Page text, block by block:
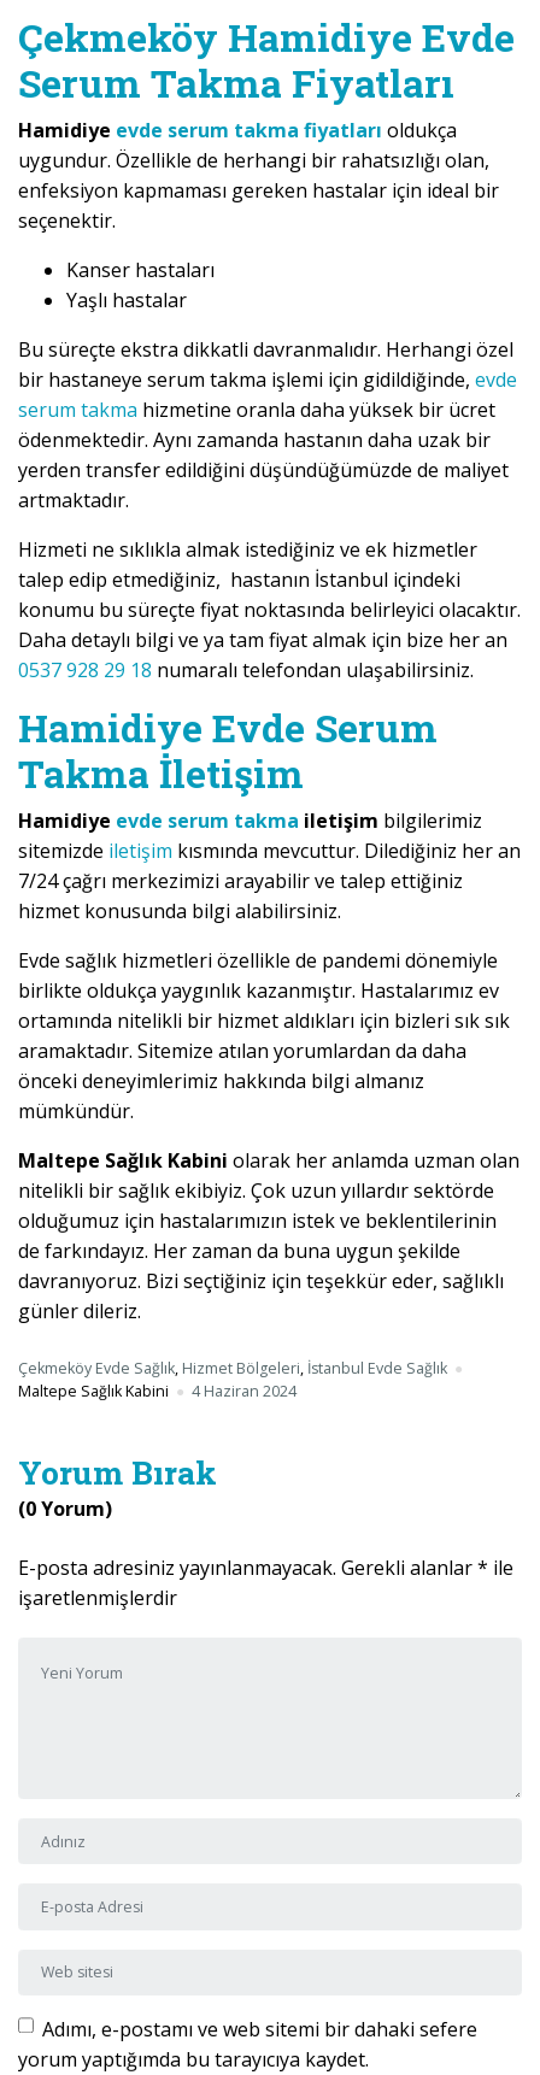
Çekmeköy Hamidiye Evde
Serum Takma Fiyatları
Hamidiye evde serum takma fiyatları oldukça
uygundur. Özellikle de herhangi bir rahatsızlığı olan,
enfeksiyon kapmaması gereken hastalar için ideal bir
seçenektir.
Kanser hastaları
Yaşlı hastalar
Bu süreçte ekstra dikkatli davranmalıdır. Herhangi özel
bir hastaneye serum takma işlemi için gidildiğinde, evde
serum takma hizmetine oranla daha yüksek bir ücret
ödenmektedir. Aynı zamanda hastanın daha uzak bir
yerden transfer edildiğini düşündüğümüzde de maliyet
artmaktadır.
Hizmeti ne sıklıkla almak istediğiniz ve ek hizmetler
talep edip etmediğiniz, hastanın İstanbul içindeki
konumu bu süreçte fiyat noktasında belirleyici olacaktır.
Daha detaylı bilgi ve ya tam fiyat almak için bize her an
0537 928 29 18 numaralı telefondan ulaşabilirsiniz.
Hamidiye Evde Serum
Takma İletişim
Hamidiye evde serum takma iletişim bilgilerimiz
sitemizde iletişim kısmında mevcuttur. Dilediğiniz her an
7/24 çağrı merkezimizi arayabilir ve talep ettiğiniz
hizmet konusunda bilgi alabilirsiniz.
Evde sağlık hizmetleri özellikle de pandemi dönemiyle
birlikte oldukça yaygınlık kazanmıştır. Hastalarımız ev
ortamında nitelikli bir hizmet aldıkları için bizleri sık sık
aramaktadır. Sitemize atılan yorumlardan da daha
önceki deneyimlerimiz hakkında bilgi almanız
mümkündür.
Maltepe Sağlık Kabini olarak her anlamda uzman olan
nitelikli bir sağlık ekibiyiz. Çok uzun yıllardır sektörde
olduğumuz için hastalarımızın istek ve beklentilerinin
de farkındayız. Her zaman da buna uygun şekilde
davranıyoruz. Bizi seçtiğiniz için teşekkür eder, sağlıklı
günler dileriz.
Çekmeköy Evde Sağlık, Hizmet Bölgeleri, İstanbul Evde Sağlık
Maltepe Sağlık Kabini
4 Haziran 2024
Yorum Bırak
(0 Yorum)
E-posta adresiniz yayınlanmayacak. Gerekli alanlar* ile
işaretlenmişlerdir
Adı ve Soyadı
E-posta Adresi
Web sitesi
Adımı, e-postamı ve web sitemi bir dahaki sefere
yorum yaptığımda bu tarayıcıya kaydet.